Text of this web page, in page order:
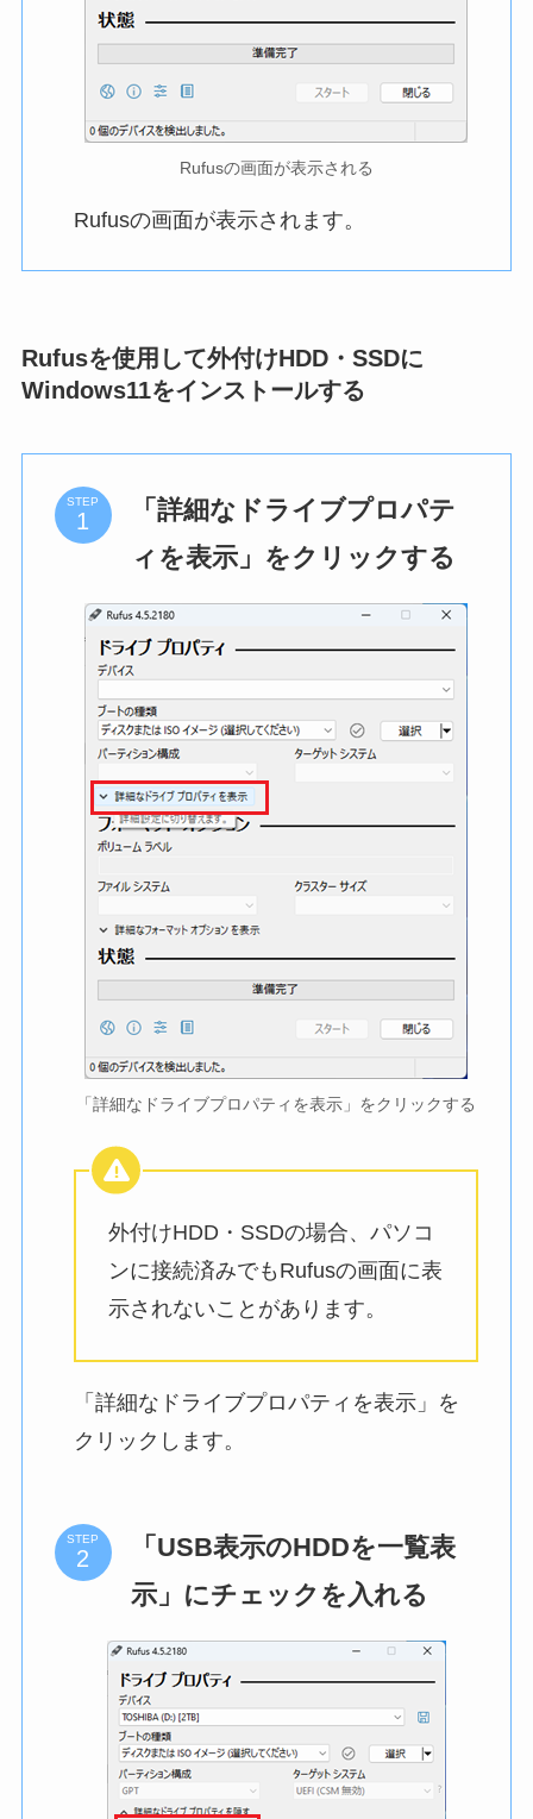
Rufusの画面が表示される
Rufusの画面が表示されます。
Rufusを使用して外付けHDD・SSDに
Windows11をインストールする
STEP
「詳細なドライブプロパテ
ィを表示」をクリックする
「詳細なドライブプロパティを表示」をクリックする
外付けHDD・SSDの場合、パソコ
ンに接続済みでもRufusの画面に表
示されないことがあります。
「詳細なドライブプロパティを表示」を
クリックします。
STEP
「USB表示のHDDを一覧表
示」にチェックを入れる